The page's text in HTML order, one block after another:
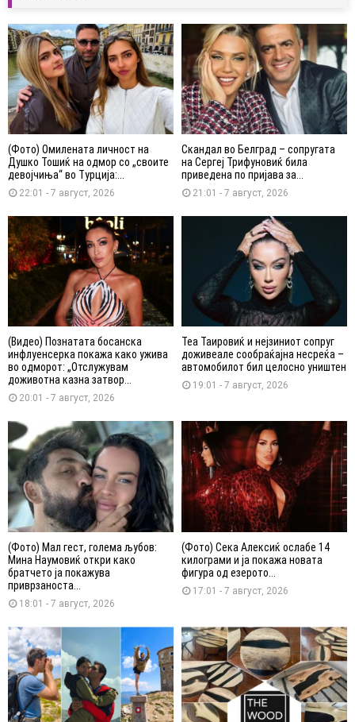
(Фото) Омилената личност на
Душко Тошиќ на одмор со „своите
девојчиња“ во Турција:...
22:01 - 7 август, 2026
Скандал во Белград – сопругата
на Сергеј Трифуновиќ била
приведена по пријава за...
21:01 - 7 август, 2026
(Видео) Познатата босанска
инфлуенсерка покажа како ужива
во одморот: „Отслужувам
доживотна казна затвор...
20:01 - 7 август, 2026
Теа Таировиќ и нејзиниот сопруг
доживеале сообраќајна несреќа –
автомобилот бил целосно уништен
19:01 - 7 август, 2026
(Фото) Мал гест, голема љубов:
Мина Наумовиќ откри како
братчето ја покажува
приврзаноста...
18:01 - 7 август, 2026
(Фото) Сека Алексиќ ослабе 14
килограми и ја покажа новата
фигура од езерото...
17:01 - 7 август, 2026